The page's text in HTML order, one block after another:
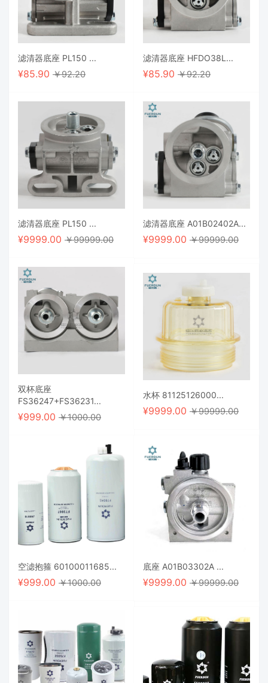
滤清器底座 PL150 ...
¥85.90 ￥92.20
滤清器底座 HFDO38L...
¥85.90 ￥92.20
滤清器底座 PL150 ...
¥9999.00 ￥99999.00
滤清器底座 A01B02402A...
¥9999.00 ￥99999.00
双杯底座
FS36247+FS36231...
¥999.00 ￥1000.00
水杯 81125126000...
¥9999.00 ￥99999.00
空滤抱箍 60100011685...
¥999.00 ￥1000.00
底座 A01B03302A ...
¥9999.00 ￥99999.00